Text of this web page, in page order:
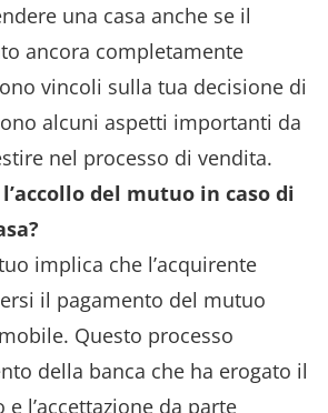
una casa anche se il
ancora completamente
vincoli sulla tua decisione di
alcuni aspetti importanti da
nel processo di vendita.
del mutuo in caso di
implica che l’acquirente
il pagamento del mutuo
Questo processo
della banca che ha erogato il
l’accettazione da parte